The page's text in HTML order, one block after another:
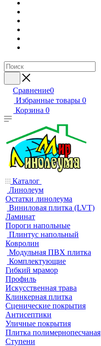
Сравнение0
Избранные товары 0
Корзина 0
Каталог
Линолеум
Остатки линолеума
Виниловая плитка (LVT)
Ламинат
Пороги напольные
Плинтус напольный
Ковролин
Модульная ПВХ плитка
Комплектующие
Гибкий мрамор
Профиль
Искусственная трава
Клинкерная плитка
Сценические покрытия
Антисептики
Уличные покрытия
Плитка полимернопесчаная
Ступени